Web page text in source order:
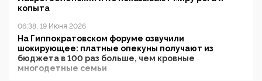
копыта
06:38, 19 Июня 2026
На Гиппократовском форуме озвучили
шокирующее: платные опекуны получают из
бюджета в 100 раз больше, чем кровные
многодетные семьи